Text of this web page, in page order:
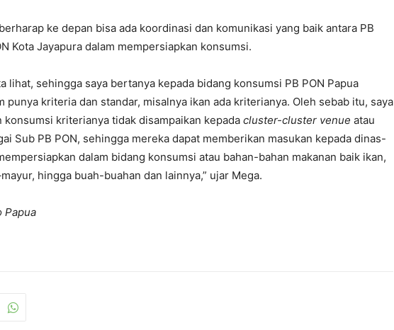
ke depan bisa ada koordinasi dan komunikasi yang baik antara PB
Kota Jayapura dalam mempersiapkan konsumsi.
lihat, sehingga saya bertanya kepada bidang konsumsi PB PON Papua
punya kriteria dan standar, misalnya ikan ada kriterianya. Oleh sebab itu, saya
konsumsi kriterianya tidak disampaikan kepada cluster-cluster venue atau
Sub PB PON, sehingga mereka dapat memberikan masukan kepada dinas-
dalam bidang konsumsi atau bahan-bahan makanan baik ikan,
hingga buah-buahan dan lainnya,” ujar Mega.
Papua